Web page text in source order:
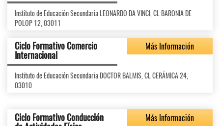
Instituto de Educación Secundaria LEONARDO DA VINCI, CL BARONIA DE
POLOP 12, 03011
Ciclo Formativo Comercio
Internacional
Más Información
Instituto de Educación Secundaria DOCTOR BALMIS, CL CERÁMICA 24,
03010
Ciclo Formativo Conducción Más Información